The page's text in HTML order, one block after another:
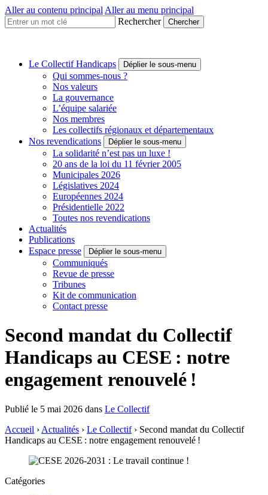
Aller au contenu principal Aller au menu principal
Rechercher
Une
Le Collectif Handicaps Déplier le sous-menu
Qui sommes-nous ?
Nos valeurs
La gouvernance
L’équipe salariée
Nos membres
Les collectifs régionaux et départementaux
Nos revendications
Déplier le sous-menu
La solidarité n’est pas un luxe !
20 ans de la loi du 11 février 2005
Municipales 2026
Législatives 2024
Européennes 2024
Présidentielle 2022
Toutes nos revendications
Actualités
Publications
Espace presse
Déplier le sous-menu
Communiqués
Revue de presse
Tribunes
Kit de communication
Contact presse
Second mandat du Collectif
Handicaps au CESE : notre
engagement renouvelé !
Publié le 5 mai 2026 dans Le Collectif
Accueil › Actualités › Le Collectif› Second mandat du Collectif
Handicaps au CESE : notre engagement renouvelé !
Catégories